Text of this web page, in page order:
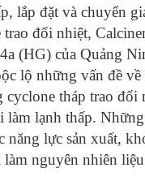
lắp đặt và chuyển
đổi nhiệt,
(HG) của Quảng
lộ những vấn đề
tháp trao đổi
lạnh thấp.
lực sản xuất,
nguyên nhiên